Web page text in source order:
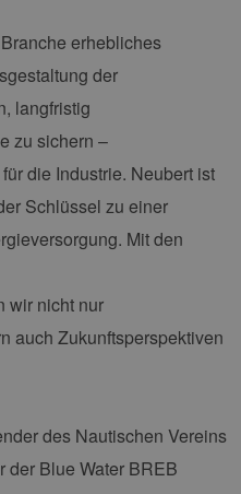
erhebliches
der
langfristig
zu sichern –
die Industrie. Neubert ist
Schlüssel zu einer
Mit den
wir nicht nur
auch Zukunftsperspektiven
des Nautischen Vereins
der Blue Water BREB